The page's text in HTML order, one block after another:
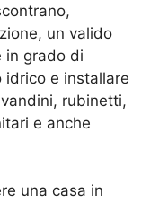
un valido
in grado di
idrico e installare
rubinetti,
e anche
una casa in